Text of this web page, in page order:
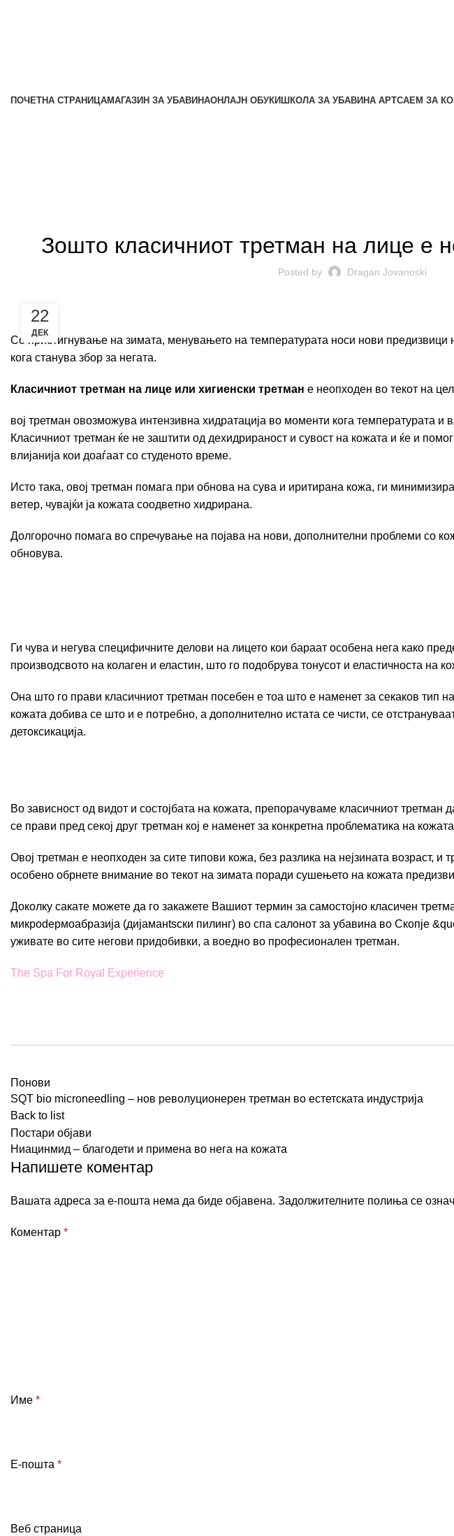
ПОЧЕТНА СТРАНИЦАМАГАЗИН ЗА УБАВИНАОНЛАЈН ОБУКИ ШКОЛА ЗА УБАВИНА АРТСАЕМ ЗА
Зошто класичниот третман на лице е
Posted by Dragan Jovanoski
22
ДЕК
Со пристигнување на зимата, менувањето на температурата носи нови
кога станува збор за негата.
Класичниот третман на лице или хигиенски третман е неопходен во текот на
вој третман овозможува интензивна хидратација во моменти кога температурата и
Класичниот третман ќе не заштити од дехидрираност и сувост на кожата и ќе и
влијанија кои доаѓаат со студеното време.
Исто така, овој третман помага при обнова на сува и иритирана кожа, ги
ветер, чувајќи ја кожата соодветно хидрирана.
Долгорочно помага во спречување на појава на нови, дополнителни проблеми со
обновува.
Ги чува и негува специфичните делови на лицето кои бараат особена нега како
производсвото на колаген и еластин, што го подобрува тонусот и еластичноста на
Она што го прави класичниот третман посебен е тоа што е наменет за секаков тип
кожата добива се што и е потребно, а дополнително истата се чисти, се
детоксикација.
Во зависност од видот и состојбата на кожата, препорачуваме класичниот
се прави пред секој друг третман кој е наменет за конкретна проблематика на
Овој третман е неопходен за сите типови кожа, без разлика на нејзината возраст, и
особено обрнете внимание во текот на зимата поради сушењето на кожата
Доколку сакате можете да го закажете Вашиот термин за самостојно класичен
микроdермоабразија (дијаманtsски пилинг) во спа салонот за убавина во Скопје
уживате во сите негови придобивки, а воедно во професионален третман.
The Spa For Royal Experience
Понови
SQT bio microneedling – нов револуционерен третман во естетската индустрија
Back to list
Постари објави
Ниацинмид – благодети и примена во нега на кожата
Напишете коментар
Вашата адреса за е-пошта нема да биде објавена. Задолжителните полиња се
Коментар *
Име *
Е-пошта *
Веб страница